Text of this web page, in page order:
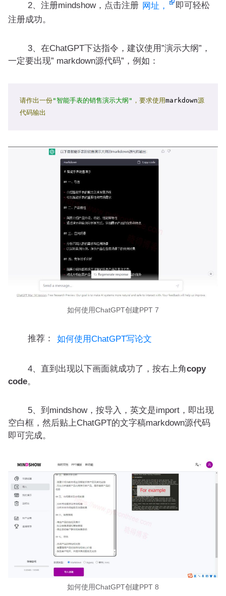
2、注册mindshow，点击注册 网址，
即可轻松
注册成功。
3、在ChatGPT下达指令，建议使用”演示大纲”，
一定要出现” markdown源代码”，例如：
请作出一份"智能手表的销售演示大纲" ，要求使用markdown源
代码输出
如何使用ChatGPT创建PPT 7
推荐： 如何使用ChatGPT写论文
4、直到出现以下画面就成功了，按右上角copy
code。
5、到mindshow，按导入，英文是import，即出现
空白框，然后贴上ChatGPT的文字稿markdown源代码
即可完成。
如何使用ChatGPT创建PPT 8